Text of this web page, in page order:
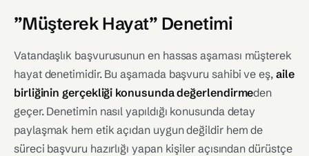
”Müşterek Hayat” Denetimi
Vatandaşlık başvurusunun en hassas aşaması müşterek
hayat denetimidir. Bu aşamada başvuru sahibi ve eş, aile
birliğinin gerçekliği konusunda değerlendirmeden
geçer. Denetimin nasıl yapıldığı konusunda detay
paylaşmak hem etik açıdan uygun değildir hem de
süreci başvuru hazırlığı yapan kişiler açısından dürüstçe